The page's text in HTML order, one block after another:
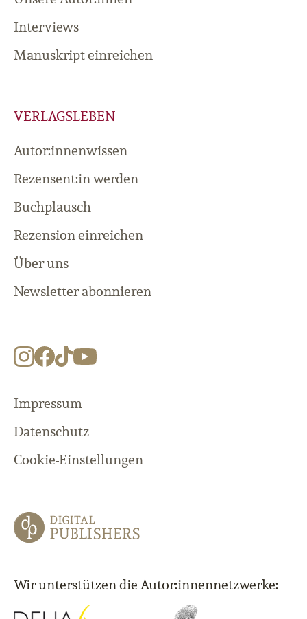
Interviews
Manuskript einreichen
VERLAGSLEBEN
Autor:innenwissen
Rezensent:in werden
Buchplausch
Rezension einreichen
Über uns
Newsletter abonnieren
Impressum
Datenschutz
Cookie-Einstellungen
Wir unterstützen die Autor:innennetzwerke: